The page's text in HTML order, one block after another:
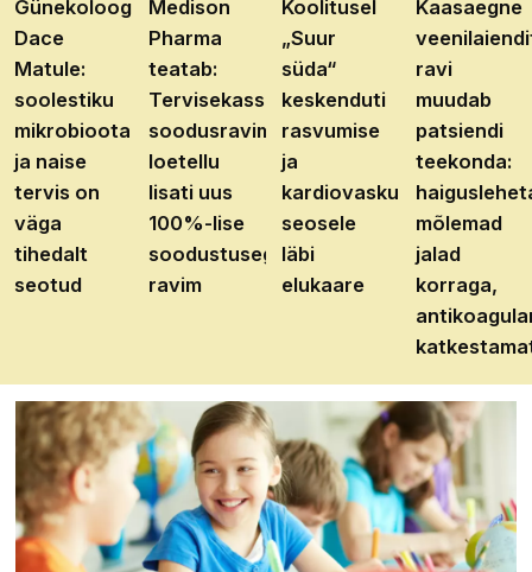
Günekoloog
Dace
Matule:
soolestiku
mikrobioota
ja naise
tervis on
väga
tihedalt
seotud
Medison
Pharma
teatab:
Tervisekassa
soodusravimite
loetellu
lisati uus
100%-lise
soodustusega
ravim
Koolitusel
„Suur
süda“
keskenduti
rasvumise
ja
kardiovaskulaarhaiguste
seosele
läbi
elukaare
Kaasaegne
ravi
muudab
patsiendi
teekonda:
mõlemad
jalad
korraga,